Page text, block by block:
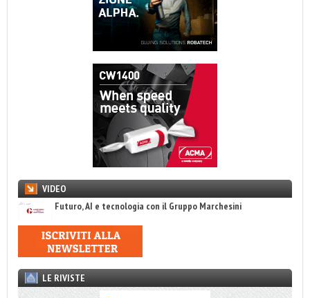
VIDEO
Futuro, AI e tecnologia con il Gruppo Marchesini
LE RIVISTE